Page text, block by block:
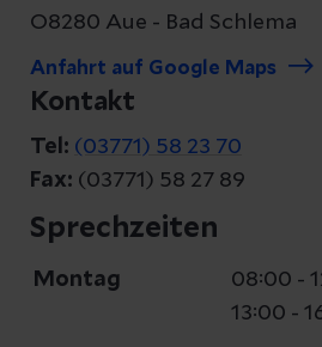
O8280 Aue - Bad Schlema
Anfahrt auf Google Maps
Kontakt
Tel: (03771) 58 23 70
Fax: (03771) 58 27 89
Sprechzeiten
Montag
08:00 -
13:00 -